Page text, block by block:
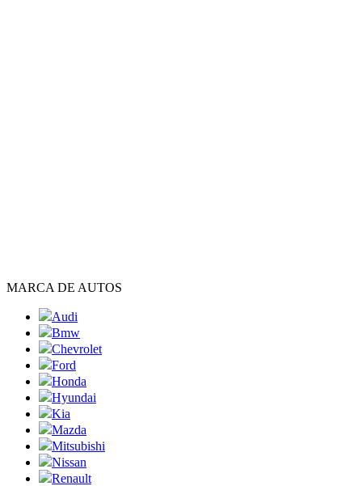
MARCA DE AUTOS
Audi
Bmw
Chevrolet
Ford
Honda
Hyundai
Kia
Mazda
Mitsubishi
Nissan
Renault